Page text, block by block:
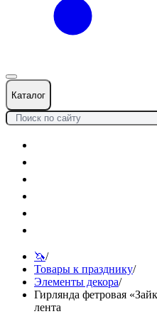
Каталог
🦄/
Товары к празднику/
Элементы декора/
Гирлянда фетровая
лента